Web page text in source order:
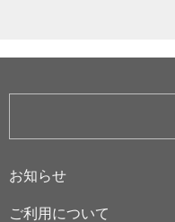
お知らせ
ご利用について